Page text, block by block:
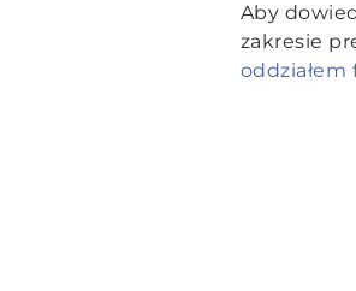
Aby
zakresie
oddziałem